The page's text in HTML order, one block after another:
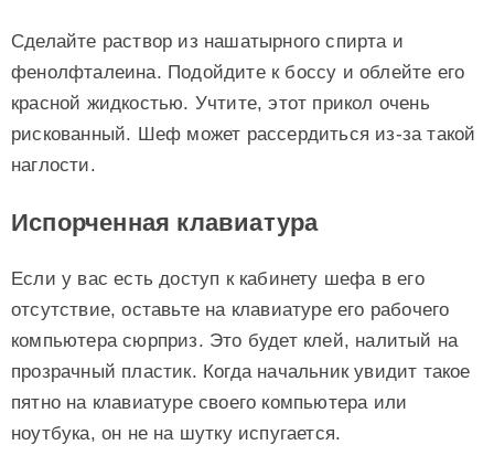
Сделайте раствор из нашатырного спирта и
фенолфталеина. Подойдите к боссу и облейте его
красной жидкостью. Учтите, этот прикол очень
рискованный. Шеф может рассердиться из-за такой
наглости.
Испорченная клавиатура
Если у вас есть доступ к кабинету шефа в его
отсутствие, оставьте на клавиатуре его рабочего
компьютера сюрприз. Это будет клей, налитый на
прозрачный пластик. Когда начальник увидит такое
пятно на клавиатуре своего компьютера или
ноутбука, он не на шутку испугается.